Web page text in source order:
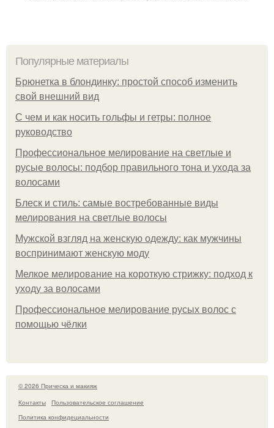
Популярные материалы
Брюнетка в блондинку: простой способ изменить
свой внешний вид
С чем и как носить гольфы и гетры: полное
руководство
Профессиональное мелирование на светлые и
русые волосы: подбор правильного тона и ухода за
волосами
Блеск и стиль: самые востребованные виды
мелирования на светлые волосы
Мужской взгляд на женскую одежду: как мужчины
воспринимают женскую моду
Мелкое мелирование на короткую стрижку: подход к
уходу за волосами
Профессиональное мелирование русых волос с
помощью чёлки
© 2026 Прическа и макияж
Контакты
Пользовательское соглашение
Политика конфидециальности